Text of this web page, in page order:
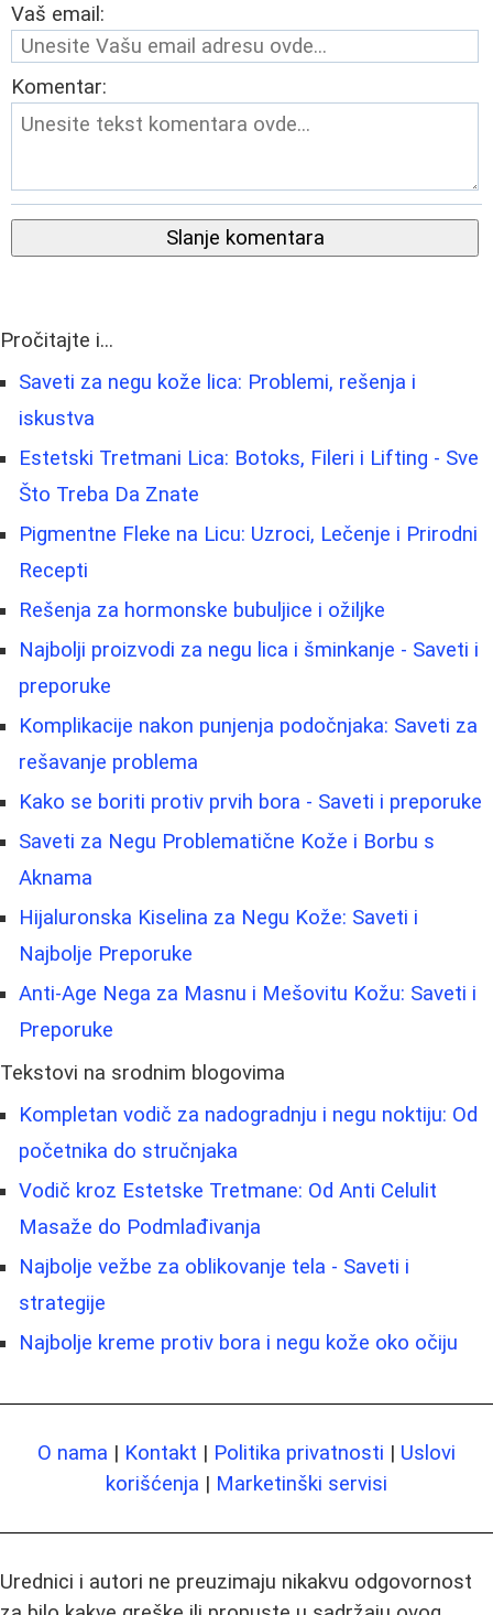
Vaš email:
Komentar:
Slanje komentara
Pročitajte i...
Saveti za negu kože lica: Problemi, rešenja i
iskustva
Estetski Tretmani Lica: Botoks, Fileri i Lifting - Sve
Što Treba Da Znate
Pigmentne Fleke na Licu: Uzroci, Lečenje i Prirodni
Recepti
Rešenja za hormonske bubuljice i ožiljke
Najbolji proizvodi za negu lica i šminkanje - Saveti i
preporuke
Komplikacije nakon punjenja podočnjaka: Saveti za
rešavanje problema
Kako se boriti protiv prvih bora - Saveti i preporuke
Saveti za Negu Problematične Kože i Borbu s
Aknama
Hijaluronska Kiselina za Negu Kože: Saveti i
Najbolje Preporuke
Anti-Age Nega za Masnu i Mešovitu Kožu: Saveti i
Preporuke
Tekstovi na srodnim blogovima
Kompletan vodič za nadogradnju i negu noktiju: Od
početnika do stručnjaka
Vodič kroz Estetske Tretmane: Od Anti Celulit
Masaže do Podmlađivanja
Najbolje vežbe za oblikovanje tela - Saveti i
strategije
Najbolje kreme protiv bora i negu kože oko očiju
O nama | Kontakt | Politika privatnosti | Uslovi
korišćenja | Marketinški servisi
Urednici i autori ne preuzimaju nikakvu odgovornost